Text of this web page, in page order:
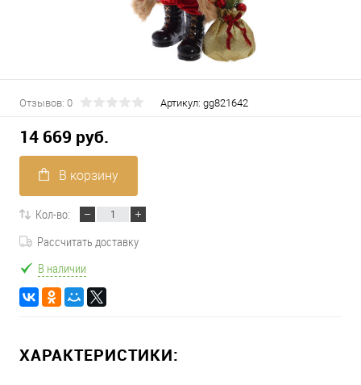
Отзывов: 0 Артикул: gg821642
14 669 руб.
В корзину
Кол-во:
Рассчитать доставку
В наличии
ХАРАКТЕРИСТИКИ: